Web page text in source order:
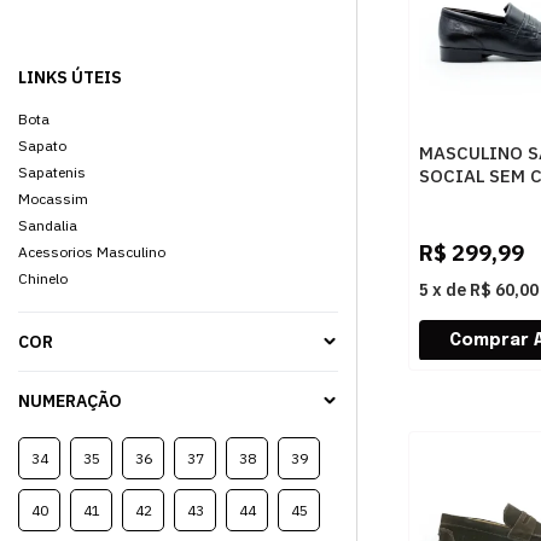
LINKS ÚTEIS
Bota
Sapato
Sapatenis
Mocassim
Sandalia
Acessorios Masculino
Chinelo
COR
NUMERAÇÃO
34 35 36 37 38 39
40 41 42 43 44 45
MASCULINO
SOCIAL SEM
R$ 299,99
5 x de R$ 60,00